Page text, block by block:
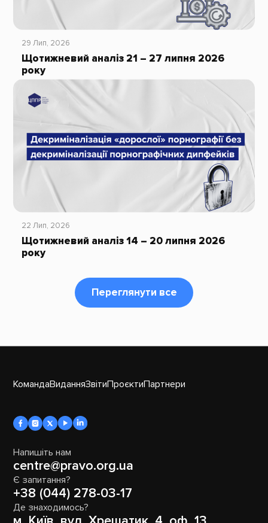
29 Лип, 2026
Щотижневий аналіз 21 – 27 липня 2026
року
22 Лип, 2026
Щотижневий аналіз 14 – 20 липня 2026
року
Переглянути все
КомандаВиданняЗвітиПроєктиПартнери
Напишіть нам
centre@pravo.org.ua
Є запитання?
+38 (044) 278-03-17
Де знаходимось?